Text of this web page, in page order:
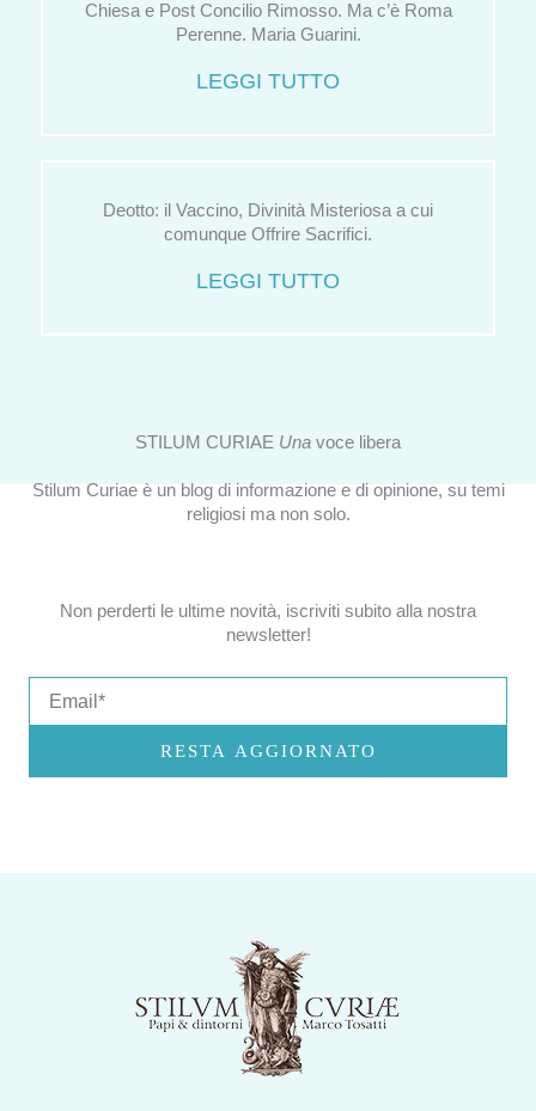
Chiesa e Post Concilio Rimosso. Ma c’è Roma
Perenne. Maria Guarini.
LEGGI TUTTO
Deotto: il Vaccino, Divinità Misteriosa a cui
comunque Offrire Sacrifici.
LEGGI TUTTO
STILUM CURIAE Una voce libera
Stilum Curiae è un blog di informazione e di opinione, su temi
religiosi ma non solo.
Non perderti le ultime novità, iscriviti subito alla nostra
newsletter!
RESTA AGGIORNATO